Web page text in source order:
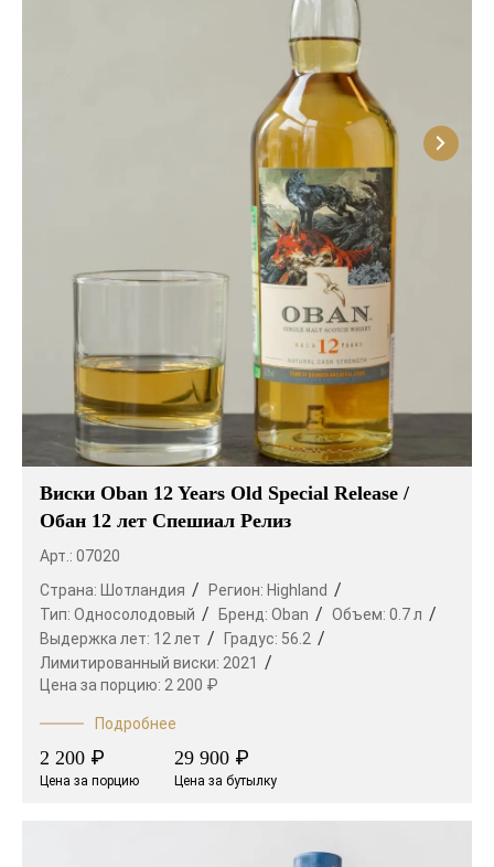
Виски Западного Хайленда производится
практически на побережье, совсем рядом с
морем, поэтому его часто путают с островными
сортами из-за ярко выраженных дымных и
солено-йодных тонов в букете.
Виски Центрального Хайленда обладает легким
и сбалансированным характером и несет в своем
вкусоаромате нюансы луговых трав, сладких
специй, меда и древесины.
Ресторан Остерия Амичи предлагает гостям
попробовать элитные сорта виски Хайленда,
которые прославились во всем мире. А наши
опытные сомелье подберут под каждый напиток
подходящие закуски из эксклюзивного и богатого
Виски Oban 12 Years Old Special Release /
Обан 12 лет Спешиал Релиз
Арт.: 07020
Страна: Шотландия Регион: Highland
Тип: Односолодовый Бренд: Oban Объем: 0.7 л
Выдержка лет: 12 лет Градус: 56.2
Лимитированный виски: 2021
Цена за порцию: 2 200 ₽
Подробнее
2 200 ₽
Цена за порцию
29 900 ₽
Цена за бутылку